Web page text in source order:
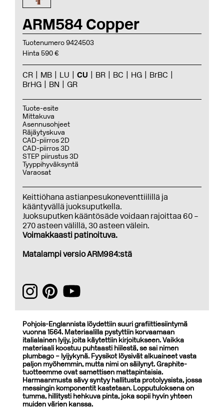
ARM584 Copper
Tuotenumero 9424503
Hinta 590 €
CR MB LU CU BR BC HG
BrBC
BrHG
BN GR
Tuote-esite
Mittakuva
Asennusohjeet
Räjäytyskuva
CAD-piirros 2D
CAD-piirros 3D
STEP piirustus 3D
Tyyppihyväksyntä
Varaosat
Keittiöhana astianpesukoneventtiilillä ja
kääntyvällä juoksuputkella.
Juoksuputken kääntösäde voidaan rajoittaa 60 –
270 asteen välillä, 30 asteen välein.
Voimakkaasti patinoituva.
Matalampi versio ARM984:stä
Pohjois-Englannista löydettiin suuri grafiittiesiintymä
vuonna 1564. Materiaalilla pystyttiin korvaamaan
italialainen lyijy, joita käytettiin kirjoitukseen. Vaikka
materiaali koostuu puhtaasti hiilestä, se sai nimen
plumbago – lyijykynä. Fyysikot löysivät alkuaineet vasta
paljon myöhemmin, mutta nimi on säilynyt. Graphite-
tuotteemme ovat samettisen mattapintaisia.
Harmaanmusta sävy syntyy hallitusta protolyysista, jossa
messingin komponentit kastetaan. Lopputuloksena on
tumma, hillitysti hehkuva pinta, joka sopii hyvin yhteen
muiden värien kanssa.